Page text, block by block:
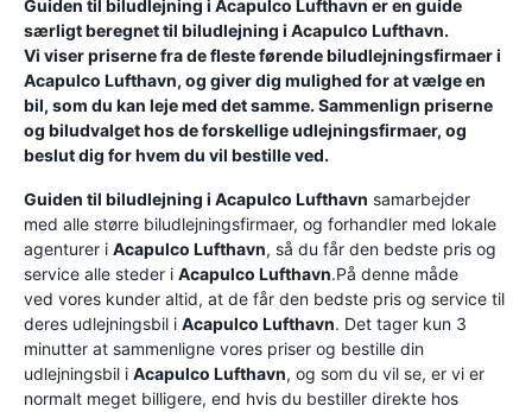
Guiden til biludlejning i Acapulco Lufthavn er en guide
særligt beregnet til biludlejning i Acapulco Lufthavn.
Vi viser priserne fra de fleste førende biludlejningsfirmaer i
Acapulco Lufthavn, og giver dig mulighed for at vælge en
bil, som du kan leje med det samme. Sammenlign priserne
og biludvalget hos de forskellige udlejningsfirmaer, og
beslut dig for hvem du vil bestille ved.
Guiden til biludlejning i Acapulco Lufthavn samarbejder
med alle større biludlejningsfirmaer, og forhandler med lokale
agenturer i Acapulco Lufthavn, så du får den bedste pris og
service alle steder i Acapulco Lufthavn.På denne måde
ved vores kunder altid, at de får den bedste pris og service til
deres udlejningsbil i Acapulco Lufthavn. Det tager kun 3
minutter at sammenligne vores priser og bestille din
udlejningsbil i Acapulco Lufthavn, og som du vil se, er vi er
normalt meget billigere, end hvis du bestiller direkte hos